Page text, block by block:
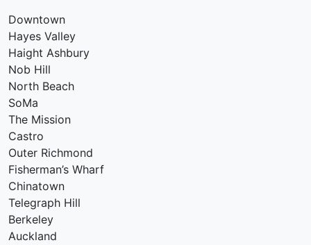
Downtown
Hayes Valley
Haight Ashbury
Nob Hill
North Beach
SoMa
The Mission
Castro
Outer Richmond
Fisherman’s Wharf
Chinatown
Telegraph Hill
Berkeley
Auckland